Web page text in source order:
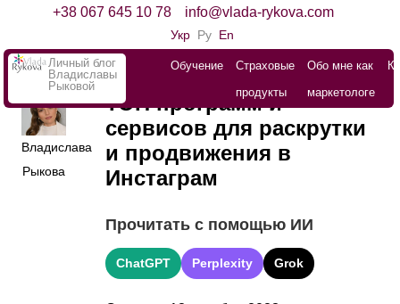
+38 067 645 10 78 info@vlada-rykova.com
Укр Ру En
Личный блог
Владиславы
Рыковой
Обучение
Страховые
продукты
Обо мне как
маркетологе
Владислава
Рыкова
ТОП программ и
сервисов для раскрутки
и продвижения в
Инстаграм
Прочитать с помощью ИИ
ChatGPT Perplexity Grok